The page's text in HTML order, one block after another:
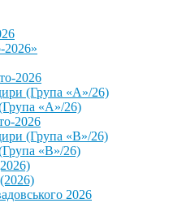
2026»
2026
(Група «А»/26)
«А»/26)
2026
(Група «В»/26)
«В»/26)
2026